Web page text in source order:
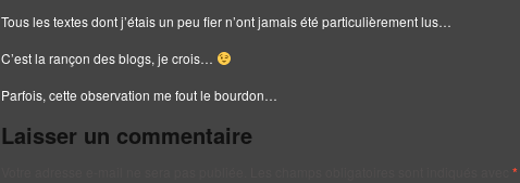
Tous les textes dont j’étais un peu fier n’ont jamais été particulièrement lus…
C’est la rançon des blogs, je crois…
Parfois, cette observation me fout le bourdon…
Laisser un commentaire
*